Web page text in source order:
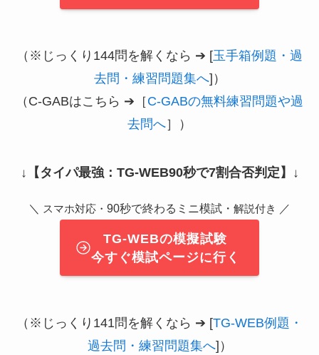
（※じっくり144問を解くなら ➔ [玉手箱例題・過
去問・練習問題集へ]）
（C-GABはこちら ➔［C-GABの無料練習問題や過
去問へ］）
↓ 【タイパ最強：TG-WEB90秒で7割合否判定】 ↓
＼ スマホ対応・ 90秒で終わるミニ模試・ 解説付き ／
TG-WEBの模擬試験
今すぐ模試ページに行く
（※じっくり141問を解くなら ➔ [TG-WEB例題・
過去問・練習問題集へ]）